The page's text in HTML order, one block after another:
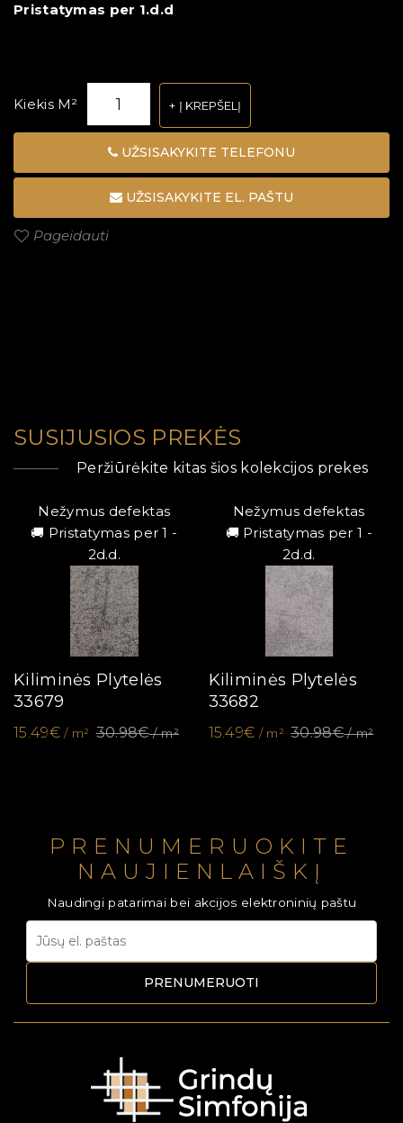
Pristatymas per 1.d.d
Kiekis M² Į KREPŠELĮ
UŽSISAKYKITE TELEFONU
UŽSISAKYKITE EL. PAŠTU
Pageidauti
SUSIJUSIOS PREKĖS
Peržiūrėkite kitas šios kolekcijos prekes
Nežymus defektas
🚚 Pristatymas per 1 -
2d.d.
Kiliminės Plytelės
33679
15.49€/ m² 30.98€/ m²
Nežymus defektas
🚚 Pristatymas per 1 -
2d.d.
Kiliminės Plytelės
33682
15.49€ / m² 30.98€/ m²
PRENUMERUOKITE
NAUJIENLAIŠKĮ
Naudingi patarimai bei akcijos elektroninių paštu
PRENUMERUOTI